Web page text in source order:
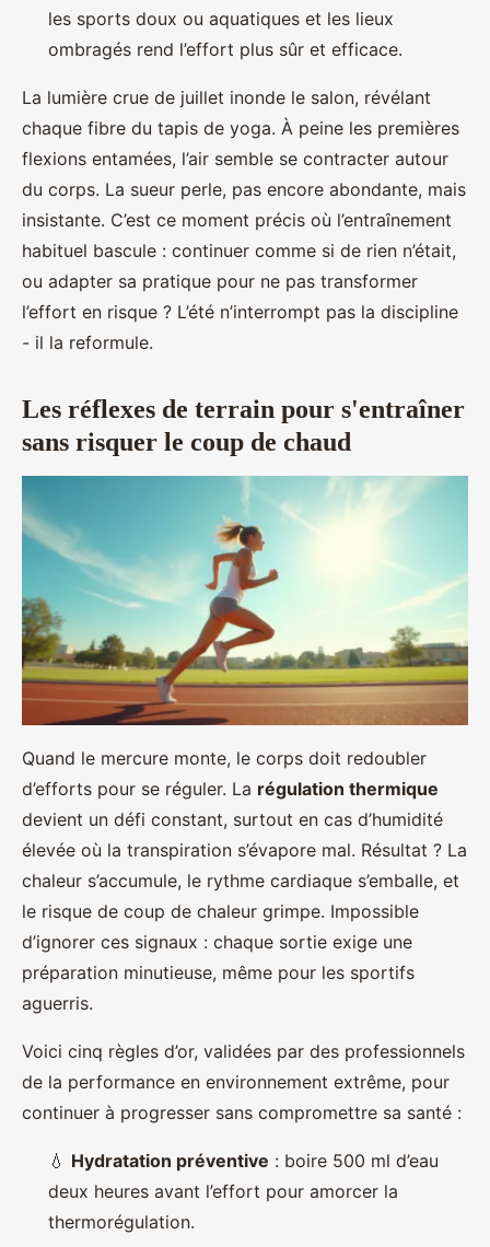
les sports doux ou aquatiques et les lieux
ombragés rend l’effort plus sûr et efficace.
La lumière crue de juillet inonde le salon, révélant
chaque fibre du tapis de yoga. À peine les premières
flexions entamées, l’air semble se contracter autour
du corps. La sueur perle, pas encore abondante, mais
insistante. C’est ce moment précis où l’entraînement
habituel bascule : continuer comme si de rien n’était,
ou adapter sa pratique pour ne pas transformer
l’effort en risque ? L’été n’interrompt pas la discipline
- il la reformule.
Les réflexes de terrain pour s'entraîner
sans risquer le coup de chaud
Quand le mercure monte, le corps doit redoubler
d’efforts pour se réguler. La régulation thermique
devient un défi constant, surtout en cas d’humidité
élevée où la transpiration s’évapore mal. Résultat ? La
chaleur s’accumule, le rythme cardiaque s’emballe, et
le risque de coup de chaleur grimpe. Impossible
d’ignorer ces signaux : chaque sortie exige une
préparation minutieuse, même pour les sportifs
aguerris.
Voici cinq règles d’or, validées par des professionnels
de la performance en environnement extrême, pour
continuer à progresser sans compromettre sa santé :
💧 Hydratation préventive : boire 500 ml d’eau
deux heures avant l’effort pour amorcer la
thermorégulation.